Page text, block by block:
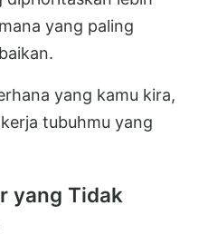
yang paling
yang kamu kira,
tubuhmu yang
yang Tidak